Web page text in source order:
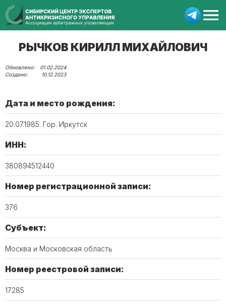
РЫЧКОВ КИРИЛЛ МИХАЙЛОВИЧ
01.02.2024
10.12.2023
Дата и место рождения:
20.07.1985. Гор. Иркутск
ИНН:
380894512440
Номер регистрационной записи:
376
Субъект:
Москва и Московская область
Номер реестровой записи:
17285